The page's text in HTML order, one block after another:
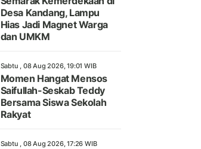
Desa Kandang, Lampu
Hias Jadi Magnet Warga
dan UMKM
Sabtu , 08 Aug 2026, 19:01 WIB
Momen Hangat Mensos
Saifullah-Seskab Teddy
Bersama Siswa Sekolah
Rakyat
Sabtu , 08 Aug 2026, 17:26 WIB